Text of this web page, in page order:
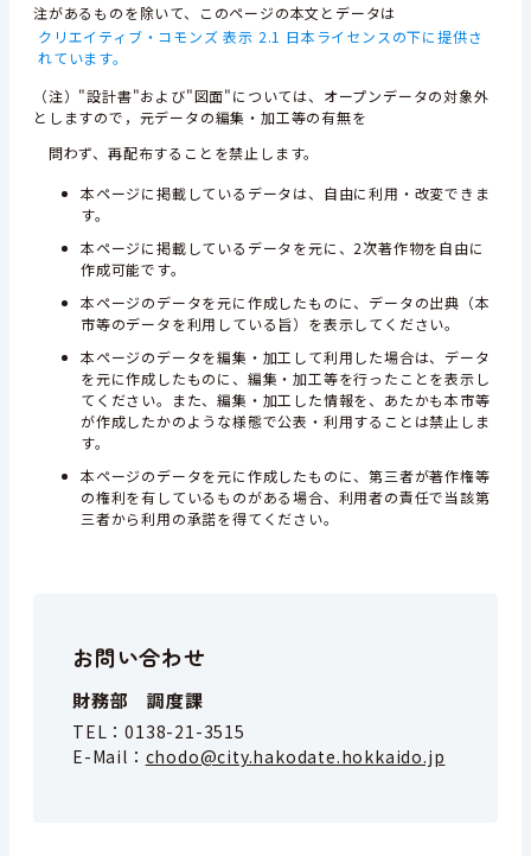
注があるものを除いて、このページの本文とデータは
クリエイティブ・コモンズ 表示 2.1 日本ライセンスの下に提供さ
れています。
（注）"設計書"および"図面"については、オープンデータの対象外
としますので，元データの編集・加工等の有無を
問わず、再配布することを禁止します。
本ページに掲載しているデータは、自由に利用・改変できま
す。
本ページに掲載しているデータを元に、2次著作物を自由に
作成可能です。
本ページのデータを元に作成したものに、データの出典（本
市等のデータを利用している旨）を表示してください。
本ページのデータを編集・加工して利用した場合は、データ
を元に作成したものに、編集・加工等を行ったことを表示し
てください。また、編集・加工した情報を、あたかも本市等
が作成したかのような様態で公表・利用することは禁止しま
す。
本ページのデータを元に作成したものに、第三者が著作権等
の権利を有しているものがある場合、利用者の責任で当該第
三者から利用の承諾を得てください。
お問い合わせ
財務部 調度課
TEL：0138-21-3515
E-Mail： chodo@city.hakodate.hokkaido.jp